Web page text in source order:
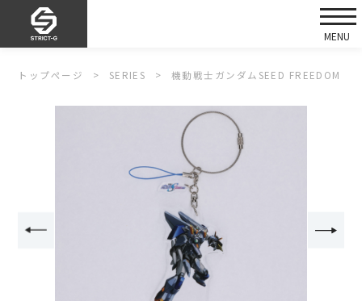
トップページ SERIES 機動戦士ガンダムSEED FREEDOM